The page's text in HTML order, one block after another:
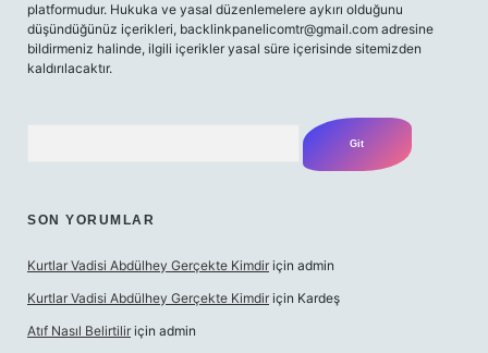
platformudur. Hukuka ve yasal düzenlemelere aykırı olduğunu
düşündüğünüz içerikleri, backlinkpanelicomtr@gmail.com adresine
bildirmeniz halinde, ilgili içerikler yasal süre içerisinde sitemizden
kaldırılacaktır.
SON YORUMLAR
Kurtlar Vadisi Abdülhey Gerçekte Kimdir için admin
Kurtlar Vadisi Abdülhey Gerçekte Kimdir için Kardeş
Atıf Nasıl Belirtilir için admin